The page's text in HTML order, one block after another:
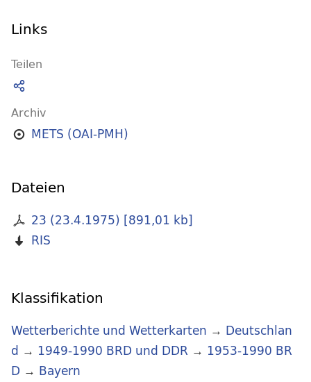
Links
Teilen
Archiv
METS (OAI-PMH)
Dateien
23 (23.4.1975) [891,01 kb]
RIS
Klassifikation
Wetterberichte und Wetterkarten → Deutschlan
d → 1949-1990 BRD und DDR → 1953-1990 BR
D → Bayern